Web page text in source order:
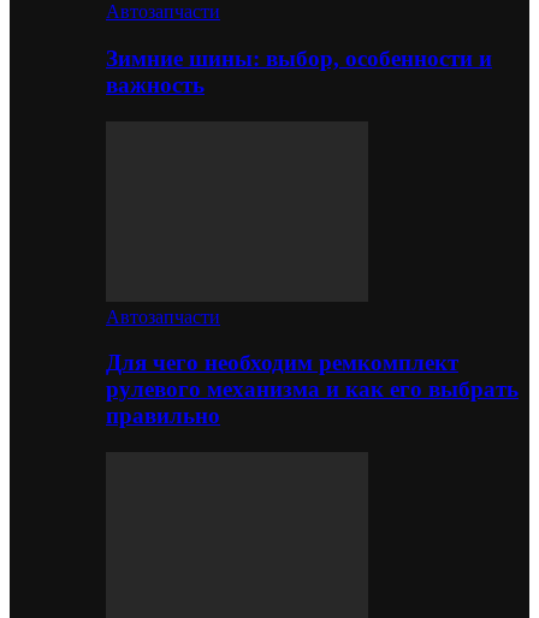
Автозапчасти
Зимние шины: выбор, особенности и
важность
Автозапчасти
Для чего необходим ремкомплект
рулевого механизма и как его выбрать
правильно